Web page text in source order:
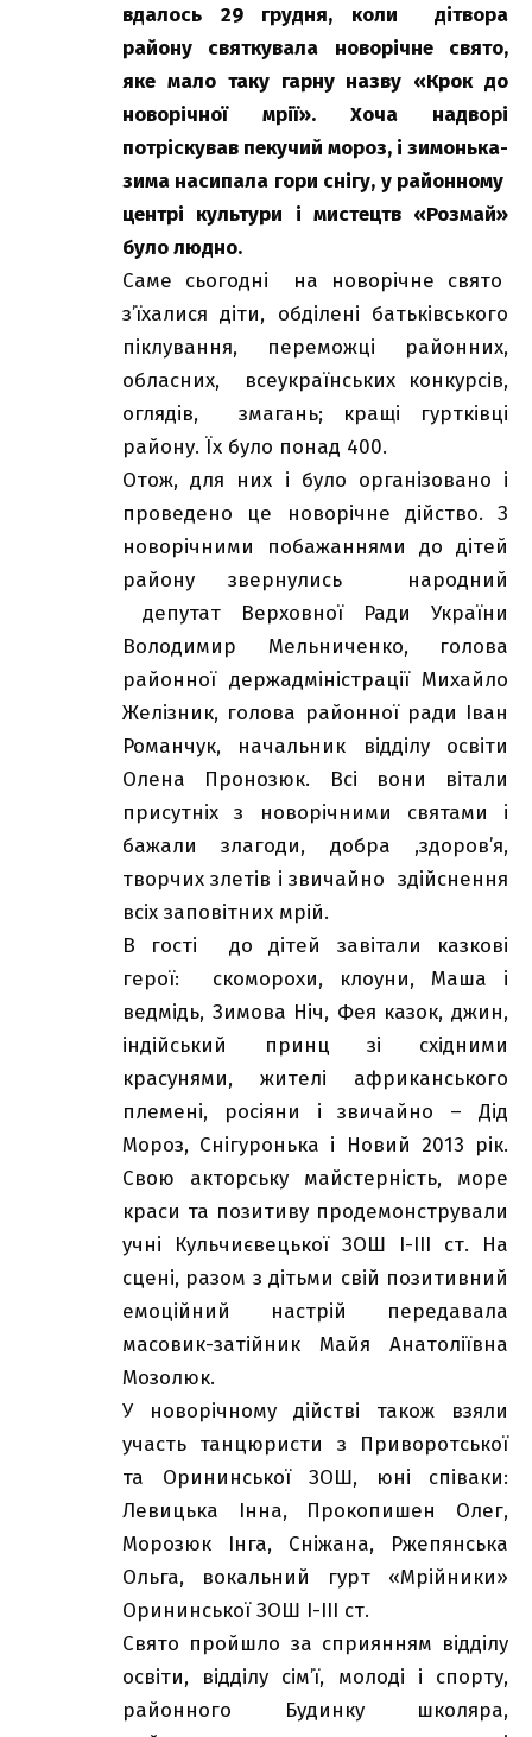
вдалось 29 грудня, коли дітвора
району святкувала новорічне свято,
яке мало таку гарну назву «Крок до
новорічної мрії». Хоча надворі
потріскував пекучий мороз, і зимонька-
зима насипала гори снігу, у районному
центрі культури і мистецтв «Розмай»
було людно.
Саме сьогодні на новорічне свято
з’їхалися діти, обділені батьківського
піклування, переможці районних,
обласних, всеукраїнських конкурсів,
оглядів, змагань; кращі гуртківці
району. Їх було понад 400.
Отож, для них і було організовано і
проведено це новорічне дійство. З
новорічними побажаннями до дітей
району звернулись народний
депутат Верховної Ради України
Володимир Мельниченко, голова
районної держадміністрації Михайло
Желізник, голова районної ради Іван
Романчук, начальник відділу освіти
Олена Пронозюк. Всі вони вітали
присутніх з новорічними святами і
бажали злагоди, добра ,здоров’я,
творчих злетів і звичайно здійснення
всіх заповітних мрій.
В гості до дітей завітали казкові
герої: скоморохи, клоуни, Маша і
ведмідь, Зимова Ніч, Фея казок, джин,
індійський принц зі східними
красунями, жителі африканського
племені, росіяни і звичайно – Дід
Мороз, Снігуронька і Новий 2013 рік.
Свою акторську майстерність, море
краси та позитиву продемонстрували
учні Кульчиєвецької ЗОШ І-ІІІ ст. На
сцені, разом з дітьми свій позитивний
емоційний настрій передавала
масовик-затійник Майя Анатоліївна
Мозолюк.
У новорічному дійстві також взяли
участь танцюристи з Приворотської
та Орининської ЗОШ, юні співаки:
Левицька Інна, Прокопишен Олег,
Морозюк Інга, Сніжана, Ржепянська
Ольга, вокальний гурт «Мрійники»
Орининської ЗОШ І-ІІІ ст.
Свято пройшло за сприянням відділу
освіти, відділу сім’ї, молоді і спорту,
районного Будинку школяра,